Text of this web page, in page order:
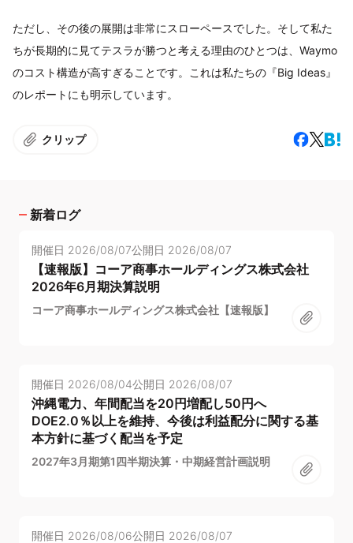
ただし、その後の展開は非常にスローペースでした。そして私た
ちが長期的に見てテスラが勝つと考える理由のひとつは、Waymo
のコスト構造が高すぎることです。これは私たちの『Big Ideas』
のレポートにも明示しています。
クリップ
新着ログ
開催日 2026/08/07公開日 2026/08/07
【速報版】コーア商事ホールディングス株式会社
2026年6月期決算説明
コーア商事ホールディングス株式会社【速報版】
開催日 2026/08/04公開日 2026/08/07
沖縄電力、年間配当を20円増配し50円へ
DOE2.0％以上を維持、今後は利益配分に関する基
本方針に基づく配当を予定
2027年3月期第1四半期決算・中期経営計画説明
開催日 2026/08/06公開日 2026/08/07